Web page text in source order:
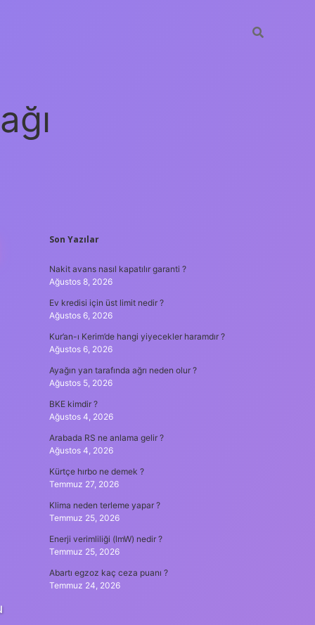
SIDEBAR
Son Yazılar
Nakit avans nasıl kapatılır garanti ?
Ağustos 8, 2026
Ev kredisi için üst limit nedir ?
Ağustos 6, 2026
Kur’an-ı Kerim’de hangi yiyecekler haramdır ?
Ağustos 6, 2026
Ayağın yan tarafında ağrı neden olur ?
Ağustos 5, 2026
BKE kimdir ?
Ağustos 4, 2026
Arabada RS ne anlama gelir ?
Ağustos 4, 2026
Kürtçe hırbo ne demek ?
Temmuz 27, 2026
Klima neden terleme yapar ?
Temmuz 25, 2026
Enerji verimliliği (lmW) nedir ?
Temmuz 25, 2026
Abartı egzoz kaç ceza puanı ?
Temmuz 24, 2026